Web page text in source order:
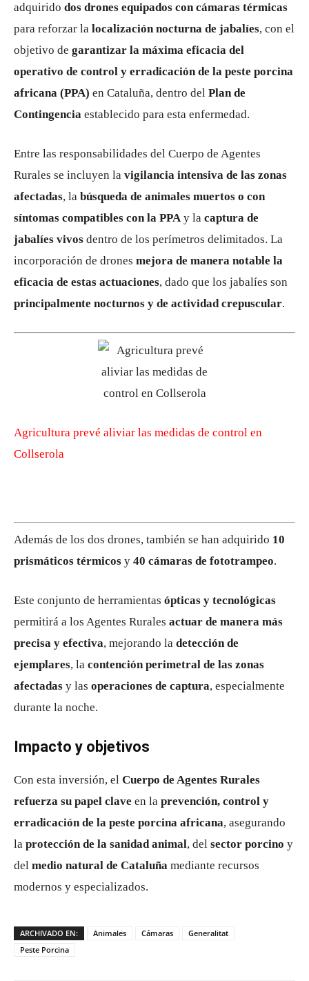
adquirido dos drones equipados con cámaras térmicas
para reforzar la localización nocturna de jabalíes, con el
objetivo de garantizar la máxima eficacia del
operativo de control y erradicación de la peste porcina
africana (PPA) en Cataluña, dentro del Plan de
Contingencia establecido para esta enfermedad.
Entre las responsabilidades del Cuerpo de Agentes
Rurales se incluyen la vigilancia intensiva de las zonas
afectadas, la búsqueda de animales muertos o con
síntomas compatibles con la PPA y la captura de
jabalíes vivos dentro de los perímetros delimitados. La
incorporación de drones mejora de manera notable la
eficacia de estas actuaciones, dado que los jabalíes son
principalmente nocturnos y de actividad crepuscular.
Agricultura prevé aliviar las medidas de control en
Collserola
Además de los dos drones, también se han adquirido 10
prismáticos térmicos y 40 cámaras de fototrampeo.
Este conjunto de herramientas ópticas y tecnológicas
permitirá a los Agentes Rurales actuar de manera más
precisa y efectiva, mejorando la detección de
ejemplares, la contención perimetral de las zonas
afectadas y las operaciones de captura, especialmente
durante la noche.
Impacto y objetivos
Con esta inversión, el Cuerpo de Agentes Rurales
refuerza su papel clave en la prevención, control y
erradicación de la peste porcina africana, asegurando
la protección de la sanidad animal, del sector porcino y
del medio natural de Cataluña mediante recursos
modernos y especializados.
ARCHIVADO EN: Animales Cámaras
Generalitat
Peste Porcina